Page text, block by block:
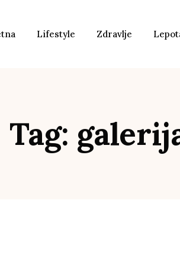
Lifestyle Zdravlje
Tag: